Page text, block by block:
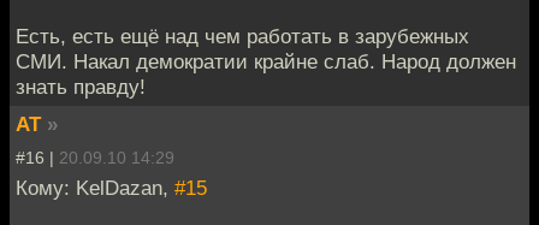
Есть, есть ещё над чем работать в зарубежных
СМИ. Накал демократии крайне слаб. Народ должен
знать правду!
AT »
#16 | 20.09.10 14:29
Кому: KelDazan, #15